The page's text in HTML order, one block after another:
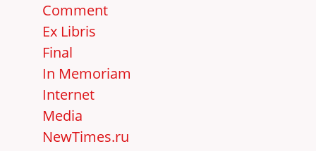
Comment
Ex Libris
Final
In Memoriam
Internet
Media
NewTimes.ru